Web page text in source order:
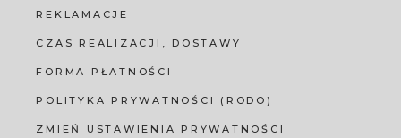
REKLAMACJE
CZAS REALIZACJI, DOSTAWY
FORMA PŁATNOŚCI
POLITYKA PRYWATNOŚCI (RODO)
ZMIEŃ USTAWIENIA PRYWATNOŚCI